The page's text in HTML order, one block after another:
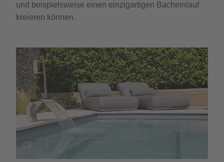
und beispielsweise einen einzigartigen Bacheinlauf
kreieren können.